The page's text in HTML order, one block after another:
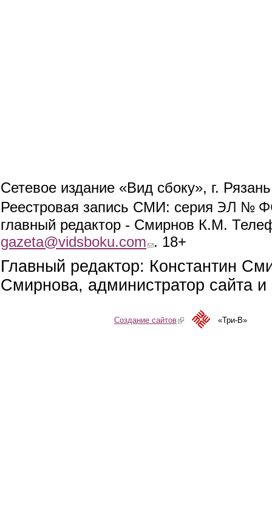
Сетевое издание «Вид сбоку», г.
Реестровая запись СМИ: серия ЭЛ №
главный редактор - Смирнов К.М.
gazeta@vidsboku.com (link sends e-mail)
. 18+
Главный редактор: Константин
Смирнова, администратор сайта
Создание сайтов(link is external)«Три-В»